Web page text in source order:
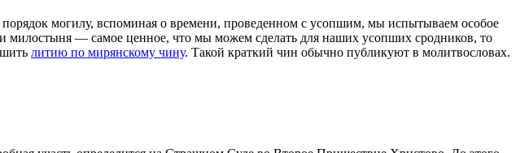
могилу, вспоминая о времени, проведенном с усопшим, мы испытываем особое
милостыня — самое ценное, что мы можем сделать для наших усопших сродников, то
литию по мирянскому чину. Такой краткий чин обычно публикуют в молитвословах.